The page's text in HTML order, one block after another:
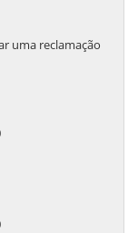
uma reclamação